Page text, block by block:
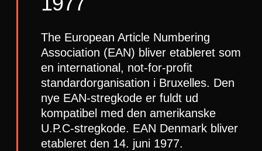
The European Article Numbering
Association (EAN) bliver etableret som
en international, not-for-profit
standardorganisation i Bruxelles. Den
nye EAN-stregkode er fuldt ud
kompatibel med den amerikanske
U.P.C-stregkode. EAN Denmark bliver
etableret den 14. juni 1977.